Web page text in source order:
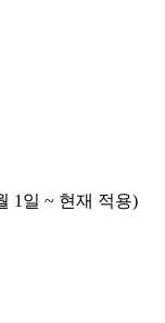
1일 ~ 현재 적용)